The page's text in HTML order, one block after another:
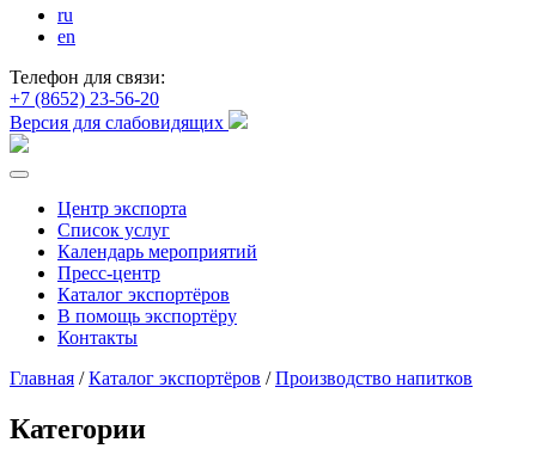
ru
en
Телефон для связи:
+7 (8652) 23-56-20
Версия для слабовидящих
Центр экспорта
Список услуг
Календарь мероприятий
Пресс-центр
Каталог экспортёров
В помощь экспортёру
Контакты
Главная /Каталог экспортёров /Производство напитков
Категории